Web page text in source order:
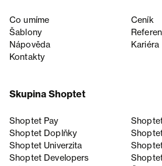
Co umíme
Ceník
Šablony
Nápověda
Kariéra
Kontakty
Skupina Shoptet
Shoptet Pay
Shoptet Doplňky
Shoptet Univerzita
Shoptet Developers